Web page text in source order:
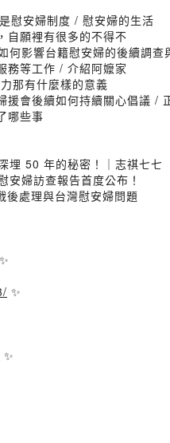
慰安婦制度 / 慰安婦的生活
自願裡有很多的不得不
影響台籍慰安婦的後續調查
務等工作 / 介紹阿嬤家
那有什麼樣的意義
會後續如何持續關心倡議 /
哪些事
埋 50 年的秘密！｜志祺七七
安婦訪查報告首度公布！
處理與台灣慰安婦問題
✨
✨
✨